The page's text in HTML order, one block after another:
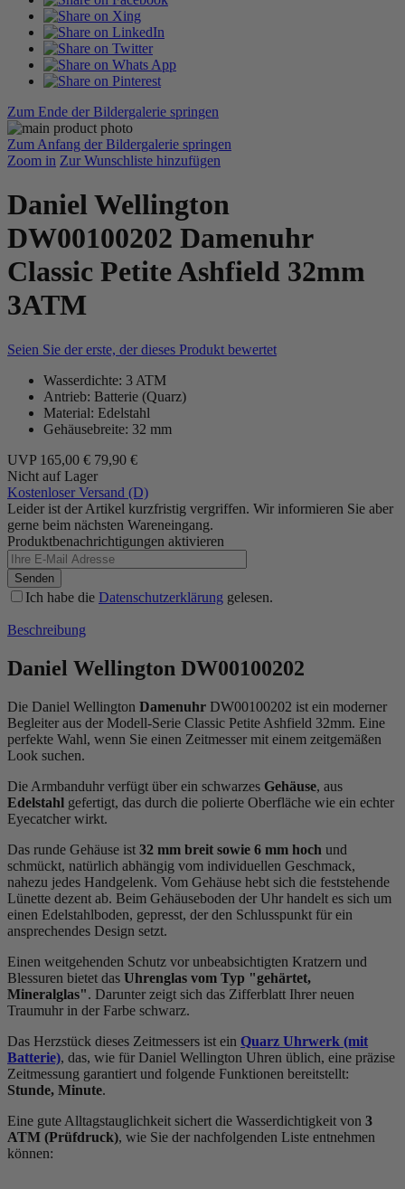
Zum Ende der Bildergalerie springen
Zum Anfang der Bildergalerie springen
Zoom in Zur Wunschliste hinzufügen
Daniel Wellington
DW00100202 Damenuhr
Classic Petite Ashfield 32mm
3ATM
Seien Sie der erste, der dieses Produkt bewertet
Wasserdichte: 3 ATM
Antrieb: Batterie (Quarz)
Material: Edelstahl
Gehäusebreite: 32 mm
UVP 165,00 € 79,90 €
Nicht auf Lager
Kostenloser Versand (D)
Leider ist der Artikel kurzfristig vergriffen. Wir informieren Sie aber
gerne beim nächsten Wareneingang.
Produktbenachrichtigungen aktivieren
Senden
Ich habe die Datenschutzerklärung gelesen.
Beschreibung
Daniel Wellington DW00100202
Die Daniel Wellington Damenuhr DW00100202 ist ein moderner
Begleiter aus der Modell-Serie Classic Petite Ashfield 32mm. Eine
perfekte Wahl, wenn Sie einen Zeitmesser mit einem zeitgemäßen
Look suchen.
Die Armbanduhr verfügt über ein schwarzes Gehäuse, aus
Edelstahl gefertigt, das durch die polierte Oberfläche wie ein echter
Eyecatcher wirkt.
Das runde Gehäuse ist 32 mm breit sowie 6 mm hoch und
schmückt, natürlich abhängig vom individuellen Geschmack,
nahezu jedes Handgelenk. Vom Gehäuse hebt sich die feststehende
Lünette dezent ab. Beim Gehäuseboden der Uhr handelt es sich um
einen Edelstahlboden, gepresst, der den Schlusspunkt für ein
ansprechendes Design setzt.
Einen weitgehenden Schutz vor unbeabsichtigten Kratzern und
Blessuren bietet das Uhrenglas vom Typ "gehärtet,
Mineralglas". Darunter zeigt sich das Zifferblatt Ihrer neuen
Traumuhr in der Farbe schwarz.
Das Herzstück dieses Zeitmessers ist ein Quarz Uhrwerk (mit
Batterie), das, wie für Daniel Wellington Uhren üblich, eine präzise
Zeitmessung garantiert und folgende Funktionen bereitstellt:
Stunde, Minute.
Eine gute Alltagstauglichkeit sichert die Wasserdichtigkeit von 3
ATM (Prüfdruck), wie Sie der nachfolgenden Liste entnehmen
können: